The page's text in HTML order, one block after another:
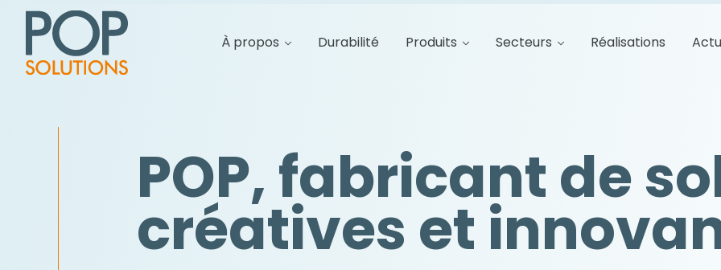
À propos Durabilité Produits Secteurs Réalisations
POP, fabricant de
créatives et